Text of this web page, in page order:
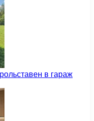
в гараж